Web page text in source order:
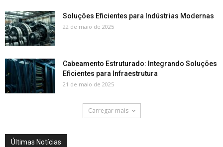
Soluções Eficientes para Indústrias Modernas
22 de maio de 2025
Cabeamento Estruturado: Integrando Soluções
Eficientes para Infraestrutura
21 de maio de 2025
Carregar mais
Últimas Notícias